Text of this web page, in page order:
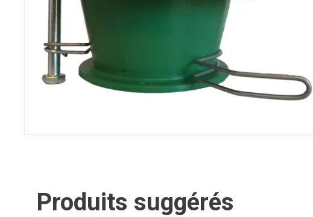
Produits suggérés